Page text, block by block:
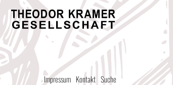
Theodor
Kramer
Gesellschaft
Impressum Kontakt Suche